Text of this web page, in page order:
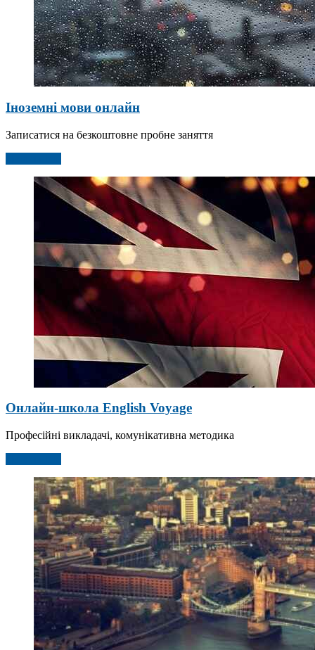
Іноземні мови онлайн
Записатися на безкоштовне пробне заняття
Онлайн-школа English Voyage
Професійні викладачі, комунікативна методика